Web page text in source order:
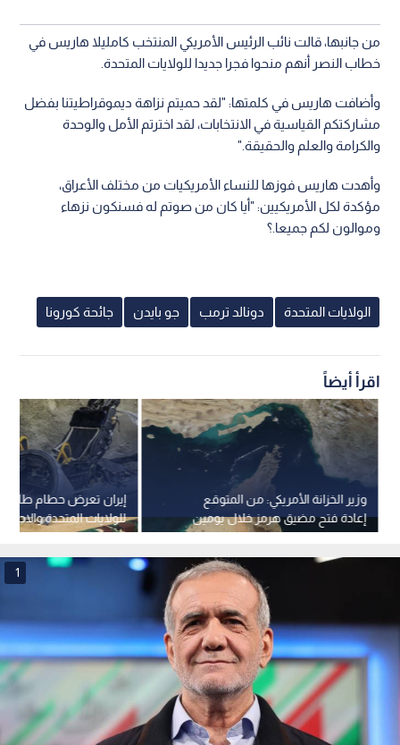
من جانبها، قالت نائب الرئيس الأمريكي المنتخب كامليلا هاريس في
خطاب النصر أنهم منحوا فجرا جديدا للولايات المتحدة.
وأضافت هاريس في كلمتها: "لقد حميتم نزاهة ديموقراطيتنا بفضل
مشاركتكم القياسية في الانتخابات، لقد اخترتم الأمل والوحدة
والكرامة والعلم والحقيقة."
وأهدت هاريس فوزها للنساء الأمريكيات من مختلف الأعراق،
مؤكدة لكل الأمريكيين: "أيا كان من صوتم له فسنكون نزهاء
وموالون لكم جميعا.؟
الولايات المتحدة دونالد ترمب جو بايدن جائحة كورونا
اقرأ أيضاً
إيران تعرض حطام
للولايات المتحدة
خلال الحرب
وزير الخزانة الأمريكي: من المتوقع
إعادة فتح مضيق هرمز خلال يومين
بسبب عجز إيران
1